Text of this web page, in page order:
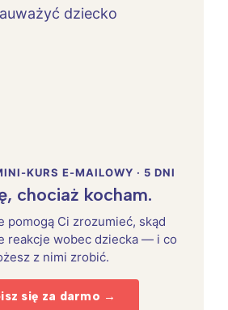
KURS E-MAILOWY · 5 DNI
chociaż kocham.
pomogą Ci zrozumieć, skąd
reakcje wobec dziecka — i co
z nimi zrobić.
się za darmo →